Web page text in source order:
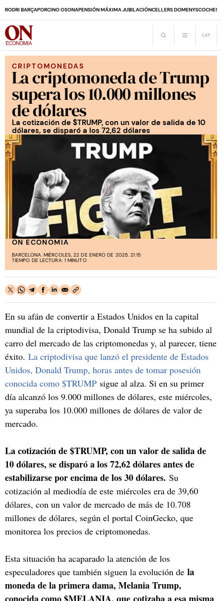
RODRI BARÇAPORCINO OSONAPENSIÓN MÁXIMA JUBILACIÓNCELLERS DOMENYSCOCHES
CRIPTOMONEDAS
La criptomoneda de Trump
supera los 10.000 millones
de dólares
La cotización de $TRUMP, con un valor de salida de 10
dólares, se disparó a los 72,62 dólares
ON ECONOMIA
BARCELONA. MIÉRCOLES, 22 DE ENERO DE 2025. 21:15
TIEMPO DE LECTURA: 1 MINUTO
En su afán de convertir a Estados Unidos en la capital
mundial de la criptodivisa, Donald Trump se ha subido al
carro del mercado de las criptomonedas y, al parecer, tiene
éxito. La criptodivisa que lanzó el presidente de Estados
Unidos, Donald Trump, horas antes de tomar posesión
conocida como $TRUMP sigue al alza. Si en su primer
día alcanzó los 9.000 millones de dólares, este miércoles,
ya superaba los 10.000 millones de dólares de valor de
mercado.
La cotización de $TRUMP, con un valor de salida de
10 dólares, se disparó a los 72,62 dólares antes de
estabilizarse por encima de los 30 dólares. Su
cotización al mediodía de este miércoles era de 39,60
dólares, con un valor de mercado de más de 10.708
millones de dólares, según el portal CoinGecko, que
monitorea los precios de criptomonedas.
Esta situación ha acaparado la atención de los
especuladores que también siguen la evolución de la
moneda de la primera dama, Melania Trump,
conocida como $MELANIA, que cotizaba a esa misma